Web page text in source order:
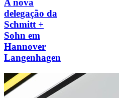
A nova
delegação da
Schmitt +
Sohn em
Hannover
Langenhagen